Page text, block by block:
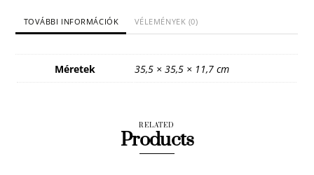
TOVÁBBI INFORMÁCIÓK VÉLEMÉNYEK (0)
Méretek 35,5 × 35,5 × 11,7 cm
RELATED
Products